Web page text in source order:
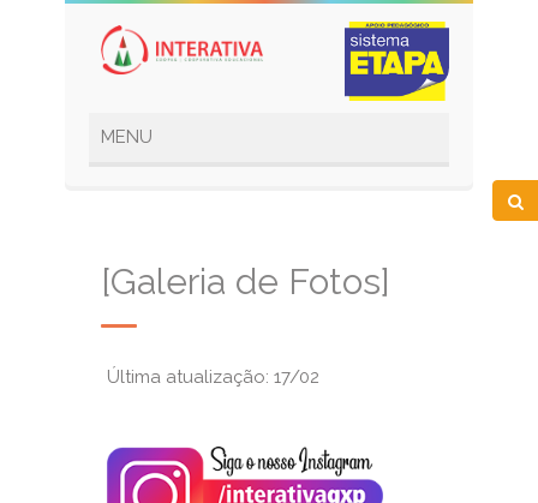
[Galeria de Fotos]
Última atualização: 17/02